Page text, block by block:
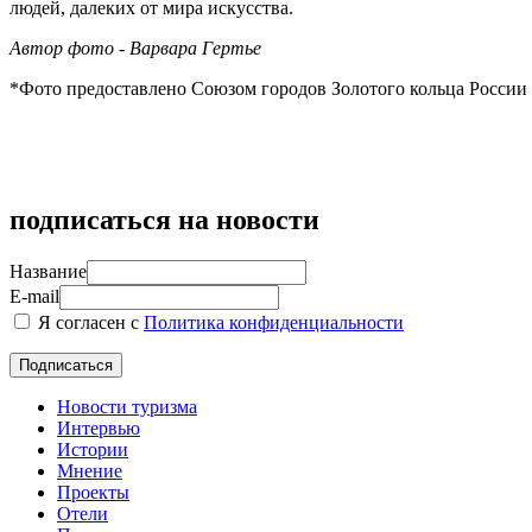
людей, далеких от мира искусства.
Автор фото - Варвара Гертье
*Фото предоставлено Союзом городов Золотого кольца России
подписаться на новости
Название
E-mail
Я согласен с Политика конфиденциальности
Новости туризма
Интервью
Истории
Мнение
Проекты
Отели